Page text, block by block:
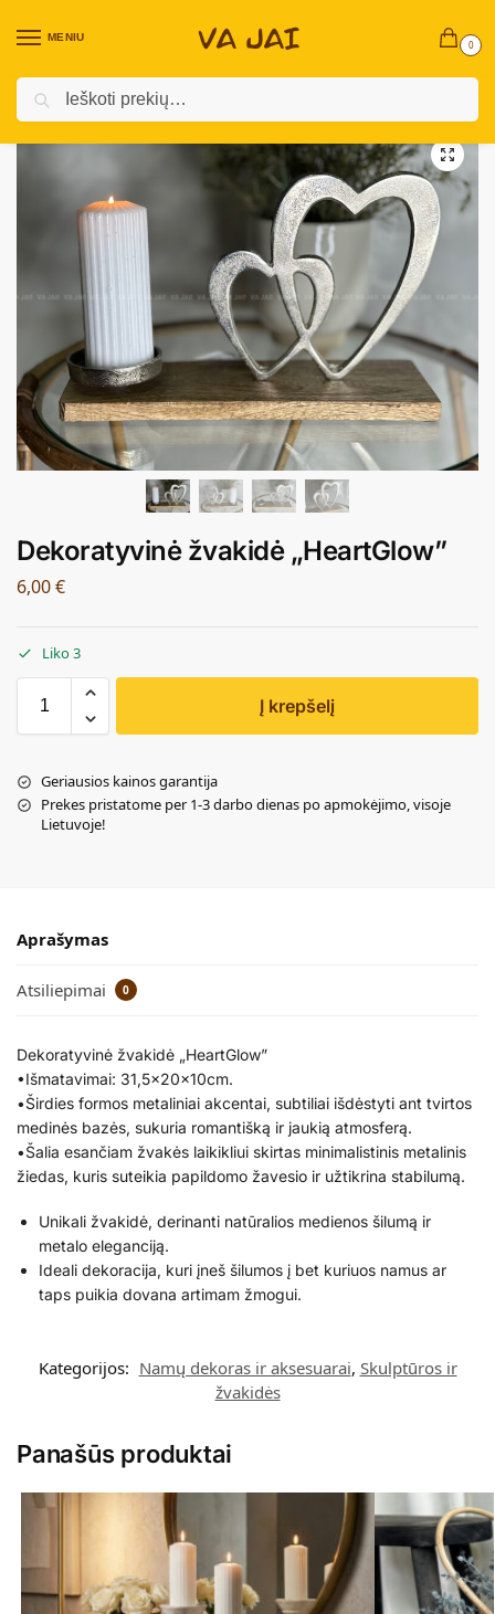
MENIU
0
Pradžia / Namų dekoras ir aksesuarai
Dekoratyvinė žvakidė „HeartGlow”
6,00€
Liko 3
Į krepšelį
Geriausios kainos garantija
Prekes pristatome per 1-3 darbo dienas po apmokėjimo, visoje
Lietuvoje!
Aprašymas
Atsiliepimai 0
Dekoratyvinė žvakidė „HeartGlow”
•Išmatavimai: 31,5x20x10cm.
•Širdies formos metaliniai akcentai, subtiliai išdėstyti ant tvirtos
medinės bazės, sukuria romantišką ir jaukią atmosferą.
•Šalia esančiam žvakės laikikliui skirtas minimalistinis metalinis
žiedas, kuris suteikia papildomo žavesio ir užtikrina stabilumą.
Unikali žvakidė, derinanti natūralios medienos šilumą ir
metalo eleganciją.
Ideali dekoracija, kuri įneš šilumos į bet kuriuos namus ar
taps puikia dovana artimam žmogui.
Kategorijos: Namų dekoras ir aksesuarai, Skulptūros ir
žvakidės
Panašūs produktai